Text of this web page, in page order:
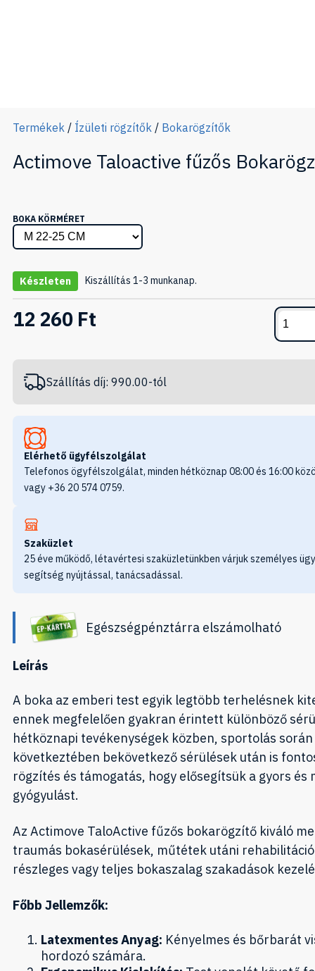
Termékek / Ízületi rögzítők / Bokarögzítők
Actimove Taloactive fűzős
BOKA KÖRMÉRET
Készleten Kiszállítás 1-3 munkanap.
12 260 Ft
Szállítás díj: 990.00-tól
Elérhető ügyfélszolgálat
Telefonos ögyfélszolgálat, minden hétköznap 08:00 és 16:00
vagy +36 20 574 0759.
Szaküzlet
25 éve működő, létavértesi szaküzletünkben várjuk személyes
segítség nyújtással, tanácsadással.
Egészségpénztárra elszámolható
Leírás
A boka az emberi test egyik legtöbb terhelésnek
ennek megfelelően gyakran érintett különböző
hétköznapi tevékenységek közben, sportolás
következtében bekövetkező sérülések után is
rögzítés és támogatás, hogy elősegítsük a gyors és
gyógyulást.
Az Actimove TaloActive fűzős bokarögzítő kiváló
traumás bokasérülések, műtétek utáni
részleges vagy teljes bokaszalag szakadások
Főbb Jellemzők:
Latexmentes Anyag: Kényelmes és bőrbarát
hordozó számára.